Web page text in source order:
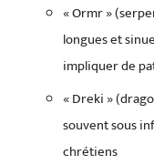
« Ormr »
longues et
impliquer de
« Dreki »
souvent sous
chrétiens